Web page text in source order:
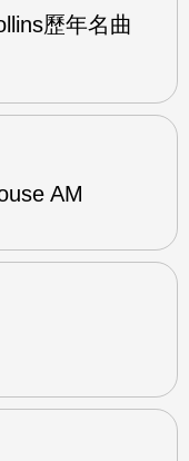
歷年名曲
AM